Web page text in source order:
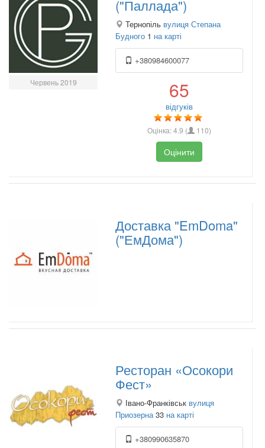
Червень 2019
("Паллада")
Тернопіль вулиця Степана
Будного 1 на карті
+380984600077
65
відгуків
Оцінка:4.9 ( 110)
Оцінити
Доставка "EmDoma"
("ЕмДома")
Ресторан «Осокори
Фест»
Івано-Франківськ вулиця
Приозерна33 на карті
+380990635870